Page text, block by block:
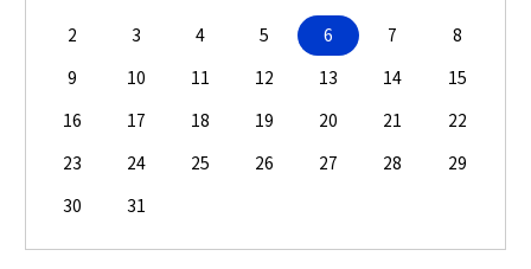
2
3 4 5 6 7
8
9
10 11 12 13 14
15
16
17 18 19 20 21
22
23
24 25 26 27 28
29
30
31